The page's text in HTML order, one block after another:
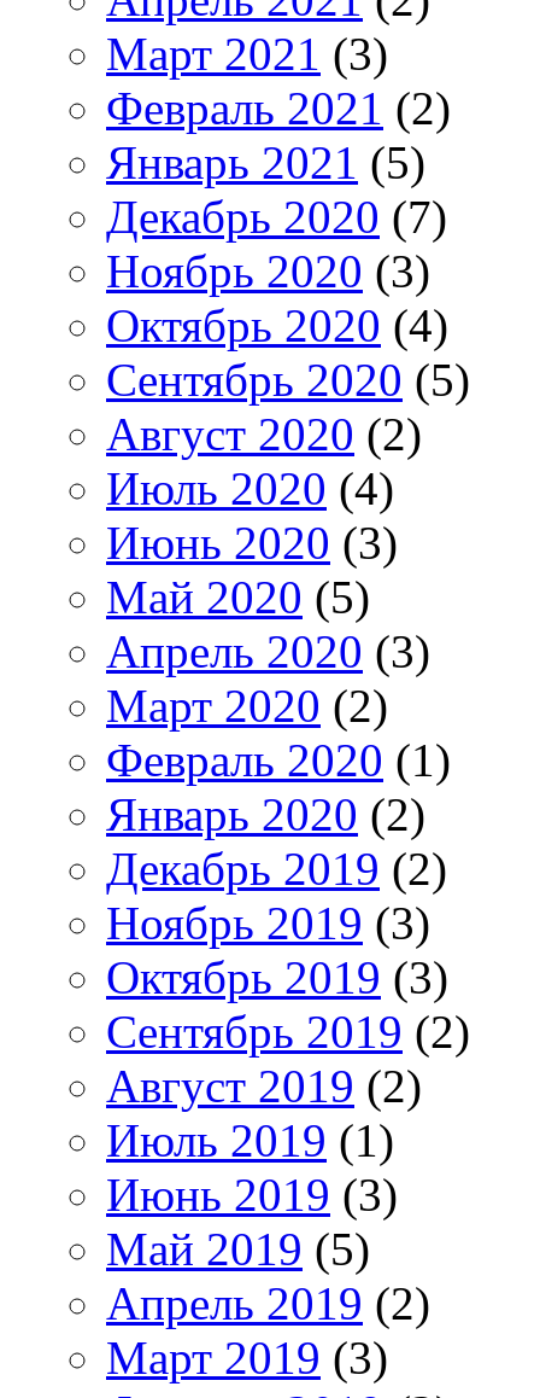
Март 2021 (3)
Февраль 2021 (2)
Январь 2021 (5)
Декабрь 2020 (7)
Ноябрь 2020 (3)
Октябрь 2020 (4)
Сентябрь 2020 (5)
Август 2020 (2)
Июль 2020 (4)
Июнь 2020 (3)
Май 2020 (5)
Апрель 2020 (3)
Март 2020 (2)
Февраль 2020 (1)
Январь 2020 (2)
Декабрь 2019 (2)
Ноябрь 2019 (3)
Октябрь 2019 (3)
Сентябрь 2019 (2)
Август 2019 (2)
Июль 2019 (1)
Июнь 2019 (3)
Май 2019 (5)
Апрель 2019 (2)
Март 2019 (3)